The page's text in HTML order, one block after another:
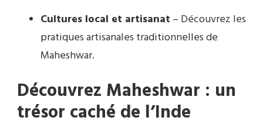
Cultures local et artisanat – Découvrez les
pratiques artisanales traditionnelles de
Maheshwar.
Découvrez Maheshwar : un
trésor caché de l’Inde